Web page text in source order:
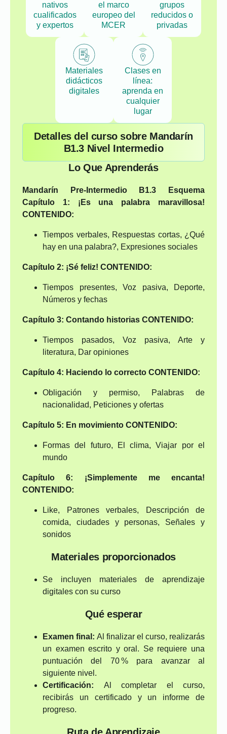
nativos
cualificados
y expertos
el marco
europeo del
MCER
grupos
reducidos o
privadas
Materiales
didácticos
digitales
Clases en
línea:
aprenda en
cualquier
lugar
Detalles del curso sobre Mandarín
B1.3 Nivel Intermedio
Lo Que Aprenderás
Mandarín Pre-Intermedio B1.3 Esquema
Capítulo 1: ¡Es una palabra maravillosa!
CONTENIDO:
Tiempos verbales, Respuestas cortas, ¿Qué
hay en una palabra?, Expresiones sociales
Capítulo 2: ¡Sé feliz! CONTENIDO:
Tiempos presentes, Voz pasiva, Deporte,
Números y fechas
Capítulo 3: Contando historias CONTENIDO:
Tiempos pasados, Voz pasiva, Arte y
literatura, Dar opiniones
Capítulo 4: Haciendo lo correcto CONTENIDO:
Obligación y permiso, Palabras de
nacionalidad, Peticiones y ofertas
Capítulo 5: En movimiento CONTENIDO:
Formas del futuro, El clima, Viajar por el
mundo
Capítulo 6: ¡Simplemente me encanta!
CONTENIDO:
Like, Patrones verbales, Descripción de
comida, ciudades y personas, Señales y
sonidos
Materiales proporcionados
Se incluyen materiales de aprendizaje
digitales con su curso
Qué esperar
Examen final: Al finalizar el curso, realizarás
un examen escrito y oral. Se requiere una
puntuación del 70 % para avanzar al
siguiente nivel.
Certificación: Al completar el curso,
recibirás un certificado y un informe de
progreso.